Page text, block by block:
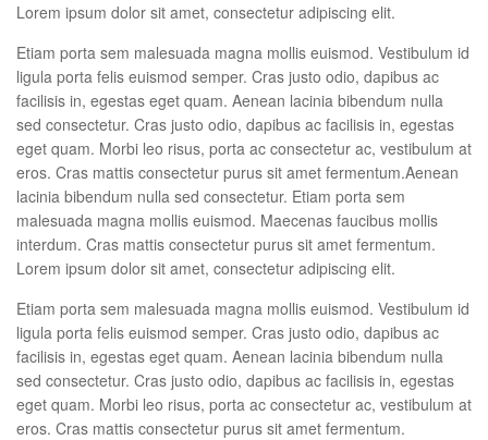
Lorem ipsum dolor sit amet, consectetur adipiscing elit.
Etiam porta sem malesuada magna mollis euismod. Vestibulum id
ligula porta felis euismod semper. Cras justo odio, dapibus ac
facilisis in, egestas eget quam. Aenean lacinia bibendum nulla
sed consectetur. Cras justo odio, dapibus ac facilisis in, egestas
eget quam. Morbi leo risus, porta ac consectetur ac, vestibulum at
eros. Cras mattis consectetur purus sit amet fermentum.Aenean
lacinia bibendum nulla sed consectetur. Etiam porta sem
malesuada magna mollis euismod. Maecenas faucibus mollis
interdum. Cras mattis consectetur purus sit amet fermentum.
Lorem ipsum dolor sit amet, consectetur adipiscing elit.
Etiam porta sem malesuada magna mollis euismod. Vestibulum id
ligula porta felis euismod semper. Cras justo odio, dapibus ac
facilisis in, egestas eget quam. Aenean lacinia bibendum nulla
sed consectetur. Cras justo odio, dapibus ac facilisis in, egestas
eget quam. Morbi leo risus, porta ac consectetur ac, vestibulum at
eros. Cras mattis consectetur purus sit amet fermentum.